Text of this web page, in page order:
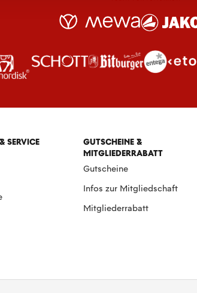
SERVICE
GUTSCHEINE &
MITGLIEDERRABATT
Gutscheine
Infos zur Mitgliedschaft
Mitgliederrabatt